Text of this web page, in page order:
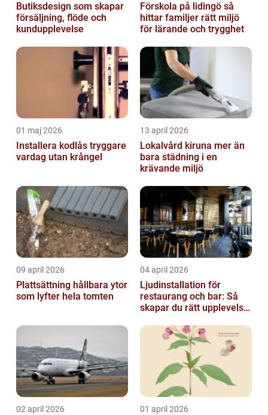
Butiksdesign som skapar
försäljning, flöde och
kundupplevelse
Förskola på lidingö så
hittar familjer rätt miljö
för lärande och trygghet
01 maj 2026
Installera kodlås tryggare
vardag utan krångel
13 april 2026
Lokalvård kiruna mer än
bara städning i en
krävande miljö
09 april 2026
Plattsättning hållbara ytor
som lyfter hela tomten
04 april 2026
Ljudinstallation för
restaurang och bar: Så
skapar du rätt upplevelse
02 april 2026 01 april 2026